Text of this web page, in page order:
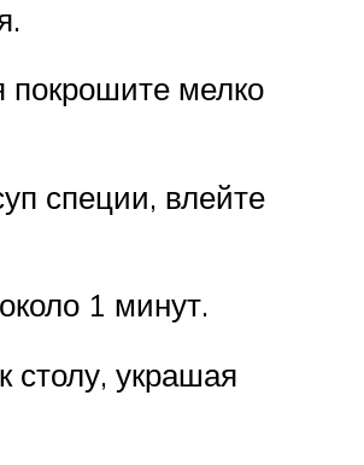
покрошите мелко
специи, влейте
1 минут.
столу, украшая